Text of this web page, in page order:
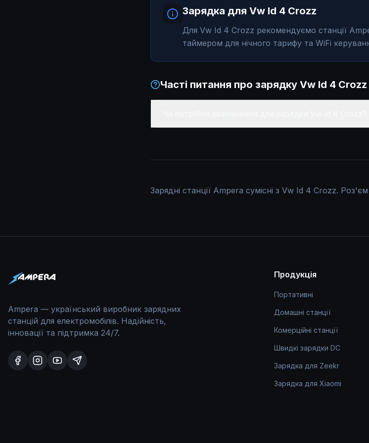
Зарядка для Vw Id 4 Crozz
Для Vw Id 4 Crozz рекомендуємо станції
таймером для нічного тарифу та WiFi
Часті питання про зарядку Vw Id 4 Crozz
Зарядні станції Ampera сумісні з Vw Id 4 Crozz.
Ampera — український виробник зарядних
станцій для електромобілів. Надійність,
інновації та підтримка 24/7.
Продукція
Портативні
Домашні станції
Комерційні станції
Швидкі зарядки DC
Зарядка для Zeekr
Зарядка для Xiaomi